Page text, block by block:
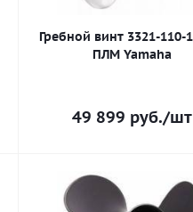
Гребной винт 3321-110-
ПЛМ Yamaha
49 899 руб./шт